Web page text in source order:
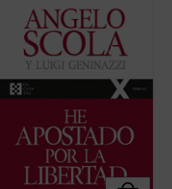
En esta amplia conversación con el
periodista Luigi Geninazzi el cardenal
Angelo Scola aborda, junto con los
aspectos centrales de su itinerario vital, la
trayectoria y situación de la Iglesia y la
sociedad europea en el último medio siglo.
(ver ficha)